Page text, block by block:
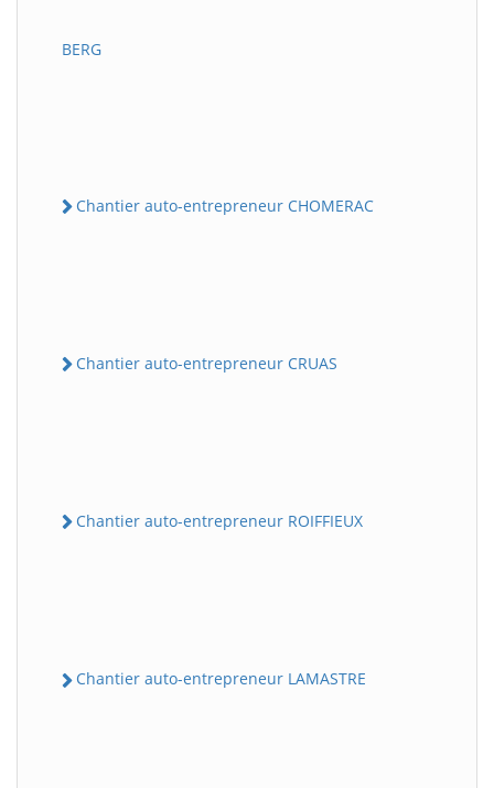
BERG
Chantier auto-entrepreneur CHOMERAC
Chantier auto-entrepreneur CRUAS
Chantier auto-entrepreneur ROIFFIEUX
Chantier auto-entrepreneur LAMASTRE